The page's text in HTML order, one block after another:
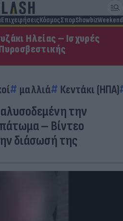
ΕπιχειρήσειςΚόσμοςΣπορShowbizWeekend
Ηλείας – Ισχυρές
μαλλιά Κεντάκι (ΗΠΑ)
την
– Βίντεο
διάσωσή της